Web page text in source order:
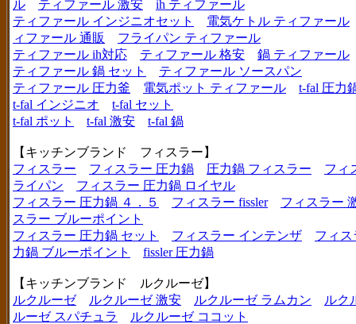
ル
ティファール 激安
ih ティファール
ティファール インジニオセット
電気ケトル ティファール
ィファール 通販
フライパン ティファール
ティファール ih対応
ティファール 格安
鍋 ティファール
ティファール 鍋 セット
ティファール ソースパン
ティファール 圧力釜
電気ポット ティファール
t-fal 圧力
t-fal インジニオ
t-fal セット
t-fal ポット
t-fal 激安 t-fal 鍋
【キッチンブランド フィスラー】
フィスラー
フィスラー 圧力鍋 圧力鍋 フィスラー
フィ
ライパン
フィスラー 圧力鍋 ロイヤル
フィスラー 圧力鍋 ４．５
フィスラー fissler
フィスラー
スラー ブルーポイント
フィスラー 圧力鍋 セット
フィスラー インテンザ
フィ
力鍋 ブルーポイント
fissler 圧力鍋
【キッチンブランド ルクルーゼ】
ルクルーゼ
ルクルーゼ 激安 ルクルーゼ ラムカン
ルク
ルーゼ スパチュラ
ルクルーゼ ココット